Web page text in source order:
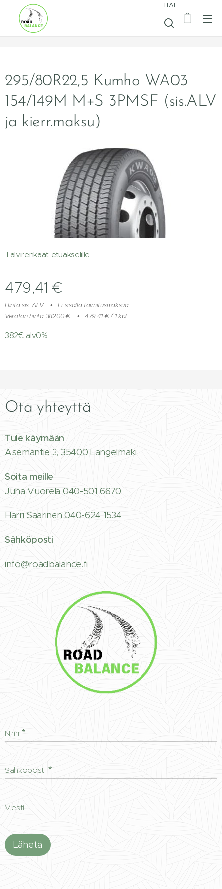
HAE
295/80R22,5 Kumho WA03
154/149M M+S 3PMSF (sis.ALV
ja kierr.maksu)
Talvirenkaat etuakselille.
479,41 €
Hinta sis. ALV
Ei sisällä toimitusmaksua
Veroton hinta 382,00 €
479,41 € / 1 kpl
382€ alv0%
Ota yhteyttä
Tule käymään
Asemantie 3, 35400 Längelmäki
Soita meille
Juha Vuorela 040-501 6670
Harri Saarinen 040-624 1534
Sähköposti
info@roadbalance.fi
Nimi
Sähköposti
Viesti
Lähetä